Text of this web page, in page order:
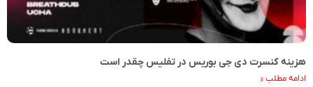
هزینه کنسرت دی جی بوریس در تفلیس چقدر است
ادامه مطلب »